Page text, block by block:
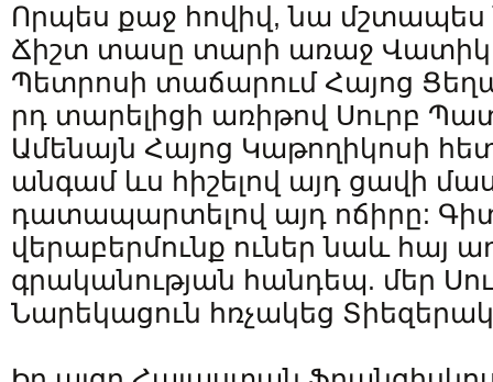
Որպես քաջ հովիվ, նա մշտապես
Ճիշտ տասը տարի առաջ
Պետրոսի տաճարում Հայոց
րդ տարելիցի առիթով Սուրբ
Ամենայն Հայոց Կաթողիկոսի
անգամ ևս հիշելով այդ ցավի
դատապարտելով այդ ոճիրը:
վերաբերմունք ուներ նաև հայ
գրականության հանդեպ. մեր
Նարեկացուն հռչակեց